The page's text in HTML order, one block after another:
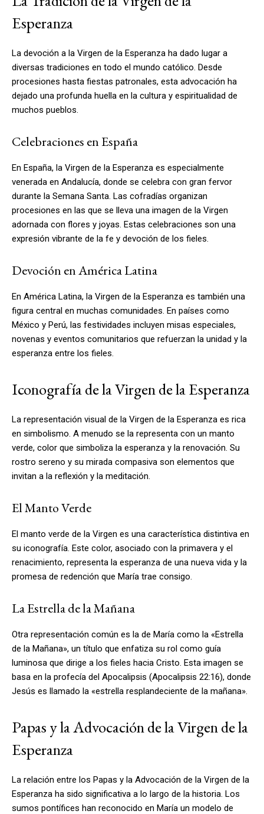
Esperanza
La devoción a la Virgen de la Esperanza ha dado lugar a
diversas tradiciones en todo el mundo católico. Desde
procesiones hasta fiestas patronales, esta advocación ha
dejado una profunda huella en la cultura y espiritualidad de
muchos pueblos.
Celebraciones en España
En España, la Virgen de la Esperanza es especialmente
venerada en Andalucía, donde se celebra con gran fervor
durante la Semana Santa. Las cofradías organizan
procesiones en las que se lleva una imagen de la Virgen
adornada con flores y joyas. Estas celebraciones son una
expresión vibrante de la fe y devoción de los fieles.
Devoción en América Latina
En América Latina, la Virgen de la Esperanza es también una
figura central en muchas comunidades. En países como
México y Perú, las festividades incluyen misas especiales,
novenas y eventos comunitarios que refuerzan la unidad y la
esperanza entre los fieles.
Iconografía de la Virgen de la Esperanza
La representación visual de la Virgen de la Esperanza es rica
en simbolismo. A menudo se la representa con un manto
verde, color que simboliza la esperanza y la renovación. Su
rostro sereno y su mirada compasiva son elementos que
invitan a la reflexión y la meditación.
El Manto Verde
El manto verde de la Virgen es una característica distintiva en
su iconografía. Este color, asociado con la primavera y el
renacimiento, representa la esperanza de una nueva vida y la
promesa de redención que María trae consigo.
La Estrella de la Mañana
Otra representación común es la de María como la «Estrella
de la Mañana», un título que enfatiza su rol como guía
luminosa que dirige a los fieles hacia Cristo. Esta imagen se
basa en la profecía del Apocalipsis (Apocalipsis 22:16), donde
Jesús es llamado la «estrella resplandeciente de la mañana».
Papas y la Advocación de la Virgen de la
Esperanza
La relación entre los Papas y la Advocación de la Virgen de la
Esperanza ha sido significativa a lo largo de la historia. Los
sumos pontífices han reconocido en María un modelo de